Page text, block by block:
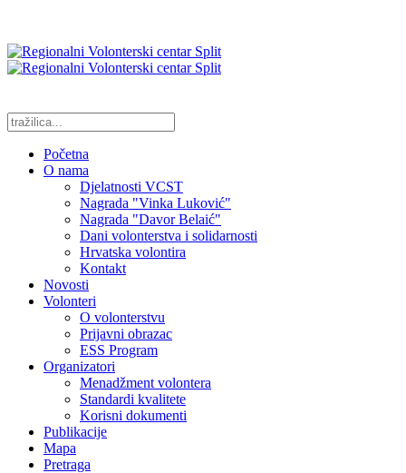
Početna
O nama
Djelatnosti VCST
Nagrada "Vinka Luković"
Nagrada "Davor Belaić"
Dani volonterstva i solidarnosti
Hrvatska volontira
Kontakt
Novosti
Volonteri
O volonterstvu
Prijavni obrazac
ESS Program
Organizatori
Menadžment volontera
Standardi kvalitete
Korisni dokumenti
Publikacije
Mapa
Pretraga